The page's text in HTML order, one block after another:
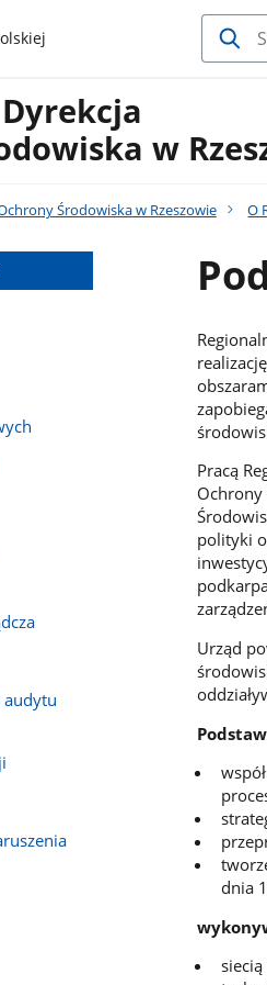
w
Środowiska w Rzeszowie O
audytu
Pracą
Ochrony
polityki
Urząd
dnia